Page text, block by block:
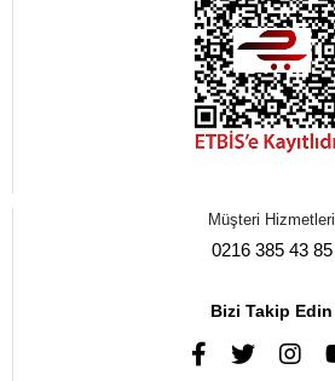
Müşteri Hizmetleri
0216 385 43 85
Bizi Takip Edin